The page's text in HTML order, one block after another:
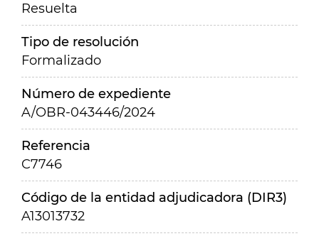
Resuelta
Tipo de resolución
Formalizado
Número de expediente
A/OBR-043446/2024
Referencia
C7746
Código de la entidad adjudicadora (DIR3)
A13013732